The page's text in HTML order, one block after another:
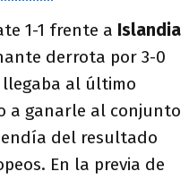
1-1 frente a Islandia
derrota por 3-0
llegaba al último
a ganarle al conjunto
del resultado
En la previa de